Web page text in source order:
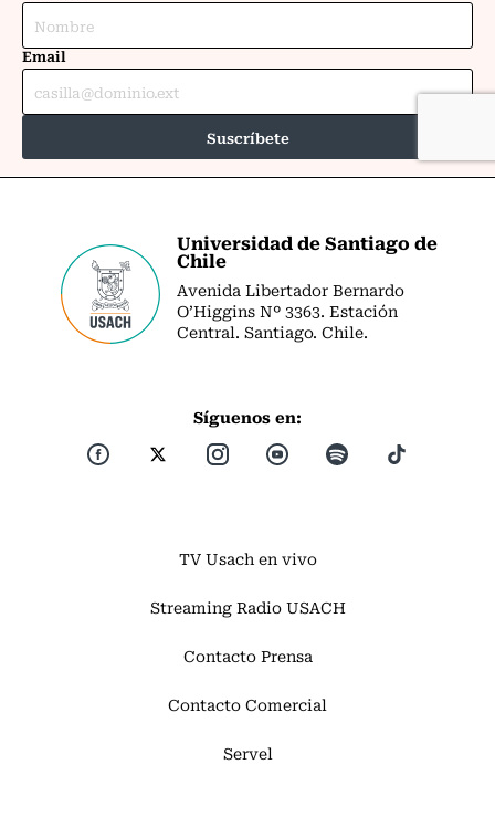
Universidad de Santiago de
Chile
Avenida Libertador Bernardo
O’Higgins Nº 3363. Estación
Central. Santiago. Chile.
Síguenos en:
TV Usach en vivo
Streaming Radio USACH
Contacto Prensa
Contacto Comercial
Servel